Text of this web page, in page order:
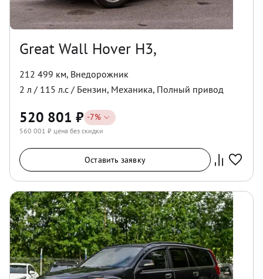
Great Wall Hover H3,
212 499 км, Внедорожник
2 л / 115 л.с / Бензин, Механика, Полный привод
520 801 ₽ -7%
560 001 ₽ цена без скидки
Оставить заявку